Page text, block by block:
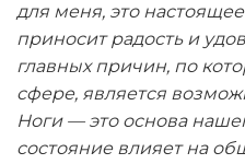
для меня, это
приносит радость и
главных причин, по
сфере, является
Ноги — это основа
состояние влияет на